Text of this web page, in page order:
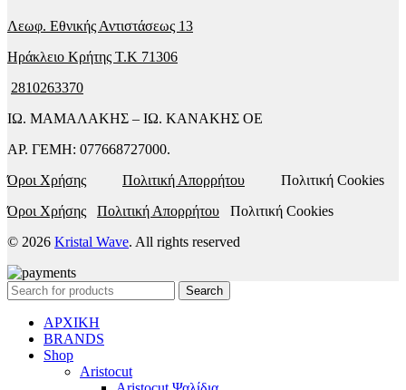
Λεωφ. Εθνικής Αντιστάσεως 13
Ηράκλειο Κρήτης T.K 71306
2810263370
ΙΩ. ΜΑΜΑΛΑΚΗΣ – ΙΩ. ΚΑΝΑΚΗΣ ΟΕ
ΑΡ. ΓΕΜΗ: 077668727000.
Όροι Χρήσης
Πολιτική Απορρήτου Πολιτική Cookies
Όροι Χρήσης
Πολιτική Απορρήτου Πολιτική Cookies
© 2026 Kristal Wave. All rights reserved
Search
ΑΡΧΙΚΗ
BRANDS
Shop
Aristocut